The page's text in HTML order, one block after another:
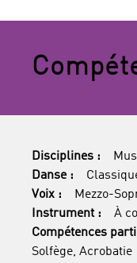
Disciplines :
Danse :
Voix :
Mezzo-
Instrument :
À
Compétences
Solfège, Acrobatie